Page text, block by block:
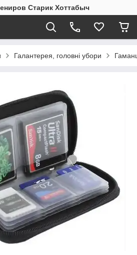
Старик Хоттабыч
Галантерея, головні убори